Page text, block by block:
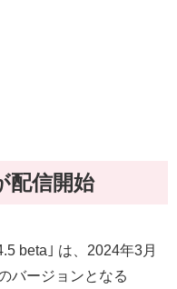
配信開始
beta｣ は、2024年3月
バージョンとなる